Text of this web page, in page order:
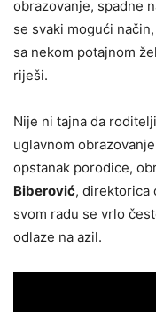
obrazovanje, spadne
se svaki mogući
sa nekom potajnom
riješi.
Nije ni tajna da
uglavnom
opstanak porodice,
Biberović, direktorica
svom radu se vrlo
odlaze na azil.